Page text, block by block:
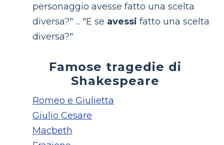
personaggio avesse fatto una scelta
diversa?" ... "E se avessi fatto una scelta
diversa?"
Famose tragedie di
Shakespeare
Romeo e Giulietta
Giulio Cesare
Macbeth